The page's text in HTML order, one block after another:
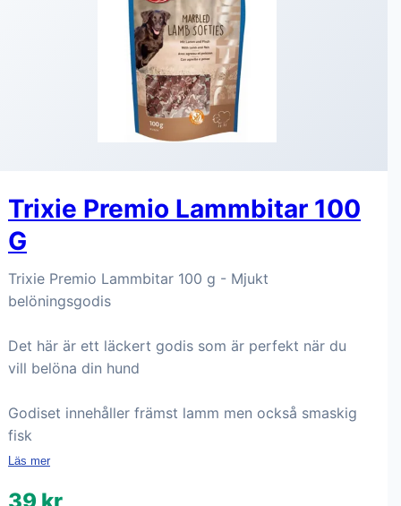
Trixie Premio Lammbitar 100
G
Trixie Premio Lammbitar 100 g - Mjukt
belöningsgodis
Det här är ett läckert godis som är perfekt när du
vill belöna din hund
Godiset innehåller främst lamm men också smaskig
fisk
Läs mer